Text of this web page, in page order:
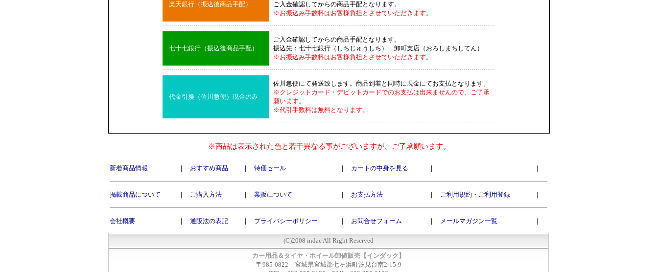
楽天銀行（振込後商品手配）
ご入金確認してからの商品手配となります。
※お振込み手数料はお客様負担とさせていただきます。
七十七銀行（振込後商品手配）
ご入金確認してからの商品手配となります。
振込先：七十七銀行（しちじゅうしち） 卸町支店（おろしまちしてん）
※お振込み手数料はお客様負担とさせていただきます。
代金引換（佐川急便）現金のみ
佐川急便にて発送致します。商品到着と同時に現金にてお支払となります。
※クレジットカード・デビットカードでのお支払は出来ませんので、ご了承
願います。
※代引手数料は無料となります。
※商品は表示された色と若干異なる事がございますが、ご了承願います。
新着商品情報 ｜ おすすめ商品 ｜ 特価セール ｜ カートの中身を見る ｜ ｜
掲載商品について ｜ ご購入方法 ｜ 業販について ｜ お支払方法 ｜ ご利用規約・ご利用登録 ｜
会社概要 ｜ 通販法の表記 ｜ プライバシーポリシー ｜ お問合せフォーム ｜ メールマガジン一覧 ｜
(C)2008 indac All Right Reserved
カー用品＆タイヤ・ホイール卸値販売【インダック】
〒985-0822 宮城県宮城郡七ヶ浜町汐見台南2-15-9